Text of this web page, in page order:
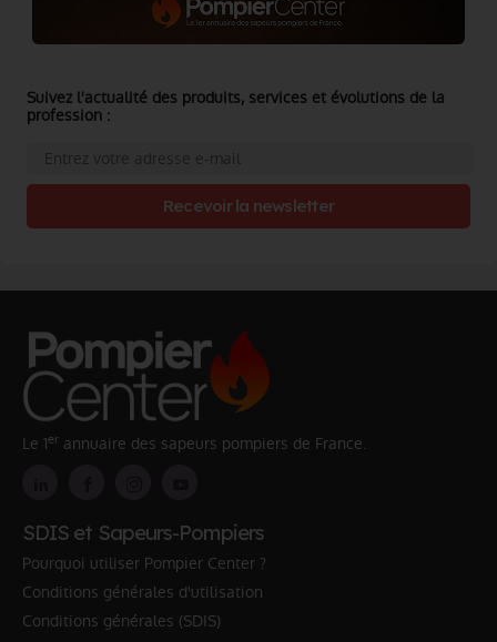
Suivez l'actualité des produits, services et évolutions de la
profession :
Recevoir la newsletter
Le 1er annuaire des sapeurs pompiers de France.
SDIS et Sapeurs-Pompiers
Pourquoi utiliser Pompier Center ?
Conditions générales d'utilisation
Conditions générales (SDIS)